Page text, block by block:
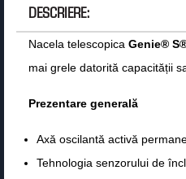
DESCRIERE:
Nacela telescopica Genie®
mai grele datorită capacității
Prezentare generală
Axă oscilantă activă
Tehnologia senzorului de